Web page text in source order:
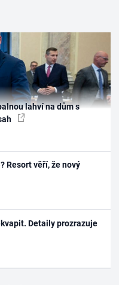
lahví na dům s
Resort věří, že nový
Detaily prozrazuje